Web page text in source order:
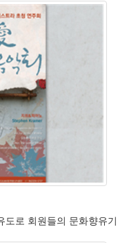
도로 회원들의 문화향유기